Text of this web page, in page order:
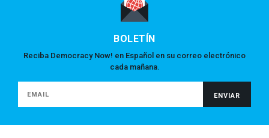
BOLETÍN
Reciba Democracy Now! en Español en su correo electrónico
cada mañana.